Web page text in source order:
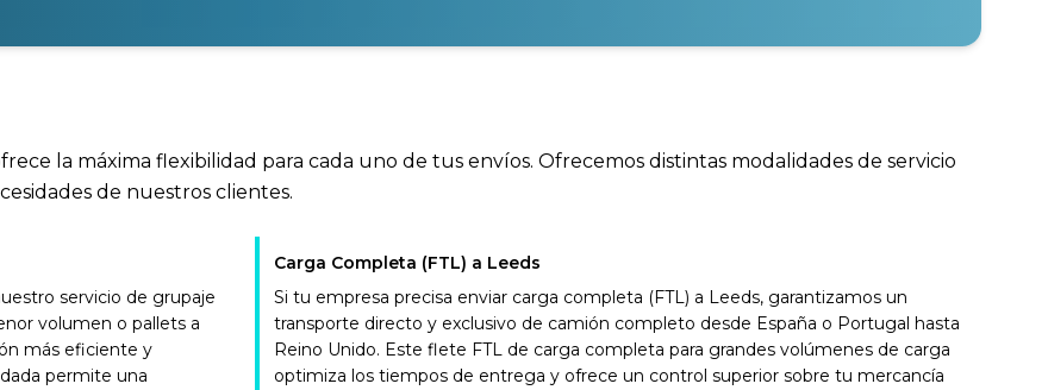
la máxima flexibilidad para cada uno de tus envíos. Ofrecemos distintas modalidades de servicio
de nuestros clientes.
servicio de grupaje
volumen o pallets a
más eficiente y
permite una
Carga Completa (FTL) a Leeds
Si tu empresa precisa enviar carga completa (FTL) a Leeds, garantizamos un
transporte directo y exclusivo de camión completo desde España o Portugal hasta
Reino Unido. Este flete FTL de carga completa para grandes volúmenes de carga
optimiza los tiempos de entrega y ofrece un control superior sobre tu mercancía